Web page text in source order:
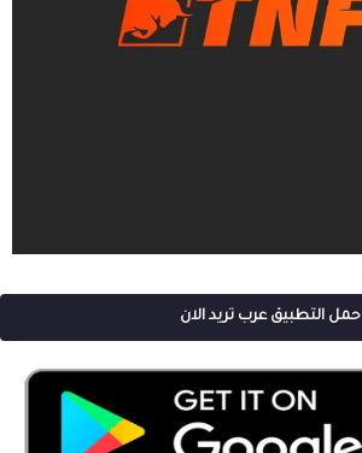
حمل التطبيق عرب تريد الان